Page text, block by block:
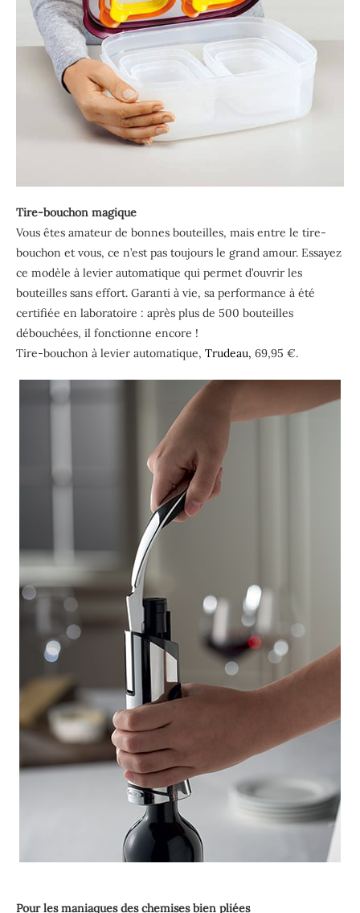
Tire-bouchon magique
Vous êtes amateur de bonnes bouteilles, mais entre le tire-
bouchon et vous, ce n’est pas toujours le grand amour. Essayez
ce modèle à levier automatique qui permet d’ouvrir les
bouteilles sans effort. Garanti à vie, sa performance à été
certifiée en laboratoire : après plus de 500 bouteilles
débouchées, il fonctionne encore !
Tire-bouchon à levier automatique, Trudeau, 69,95 €.
Pour les maniaques des chemises bien pliées